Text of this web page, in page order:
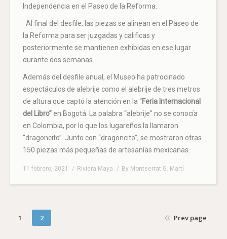
Independencia en el Paseo de la Reforma.
Al final del desfile, las piezas se alinean en el Paseo de
la Reforma para ser juzgadas y calificas y
posteriormente se mantienen exhibidas en ese lugar
durante dos semanas.
Además del desfile anual, el Museo ha patrocinado
espectáculos de alebrije como el alebrije de tres metros
de altura que captó la atención en la “Feria Internacional
del Libro” en Bogotá. La palabra “alebrije” no se conocía
en Colombia, por lo que los lugareños la llamaron
“dragoncito”. Junto con “dragoncito”, se mostraron otras
150 piezas más pequeñas de artesanías mexicanas.
11 febrero, 2021 Riviera Maya By Montserrat G. Martí
1 2 Prev page